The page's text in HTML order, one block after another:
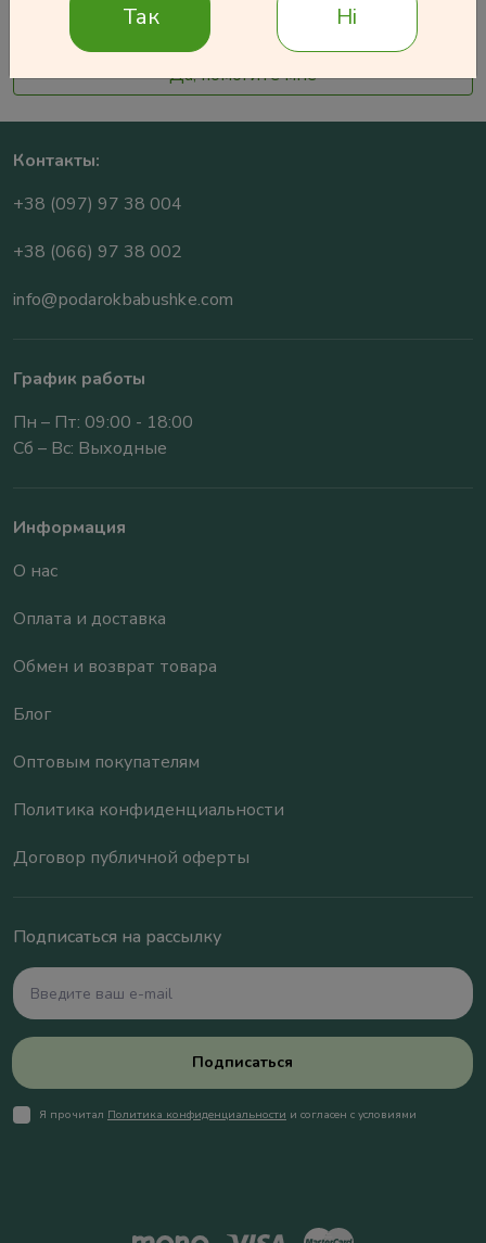
Нужна помощь в выборе?
Да, помогите мне
Контакты:
+38 (097) 97 38 004
+38 (066) 97 38 002
info@podarokbabushke.com
График работы
Пн – Пт: 09:00 - 18:00
Сб – Вс: Выходные
Информация
О нас
Оплата и доставка
Обмен и возврат товара
Блог
Оптовым покупателям
Политика конфиденциальности
Договор публичной оферты
Подписаться на рассылку
Подписаться
Я прочитал Политика конфиденциальности и согласен с условиями
Так Ні